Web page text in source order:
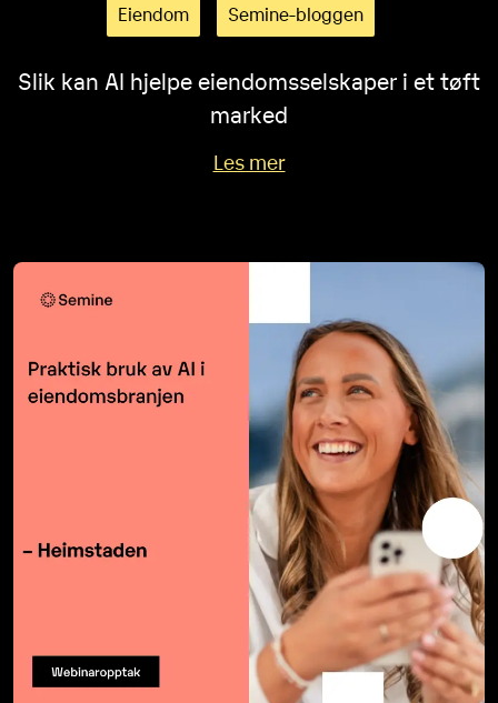
Eiendom Semine-bloggen
Slik kan AI hjelpe eiendomsselskaper i et tøft
marked
Les mer